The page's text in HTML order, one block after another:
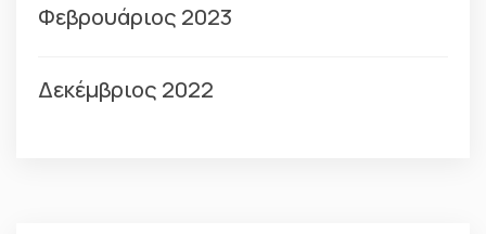
Φεβρουάριος 2023
Δεκέμβριος 2022